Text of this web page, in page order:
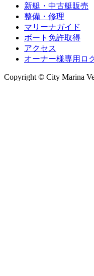
新艇・中古艇販売
整備・修理
マリーナガイド
ボート免許取得
アクセス
オーナー様専用ロ
Copyright © City Marina